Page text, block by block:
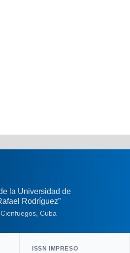
la Universidad de
Rodríguez”
Cuba
ISSN IMPRESO